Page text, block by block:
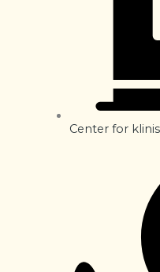
Center for